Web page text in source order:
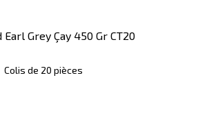
Grey Çay 450 Gr CT20
Colis de 20 pièces